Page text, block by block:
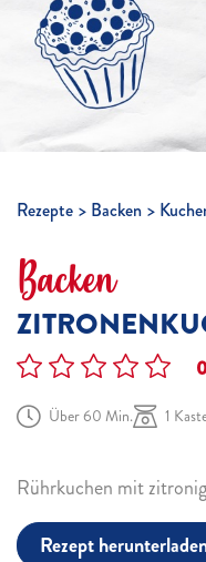
Rezepte Backen
Backen
Über 60 Min. 1
Rührkuchen mit
Rezept